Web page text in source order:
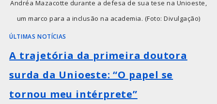
Andréa Mazacotte durante a defesa de sua tese na Unioeste,
um marco para a inclusão na academia. (Foto: Divulgação)
ÚLTIMAS NOTÍCIAS
A trajetória da primeira doutora
surda da Unioeste: “O papel se
tornou meu intérprete”